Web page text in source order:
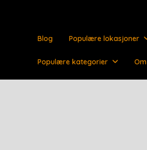
Blog Populære lokasjoner
Populære kategorier Om